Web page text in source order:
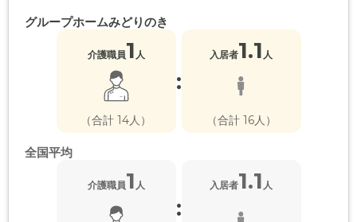
グループホームみどりのき
介護職員1 人
（合計 14人）
:
入居者1.1 人
（合計 16人）
全国平均
介護職員1 人
:
入居者1.1 人